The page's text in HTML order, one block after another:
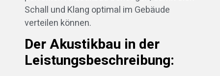
Schall und Klang optimal im Gebäude
verteilen können.
Der Akustikbau in der
Leistungsbeschreibung: